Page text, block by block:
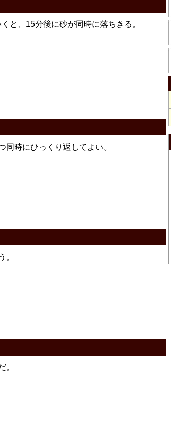
と、15分後に砂が同時に落ちきる。
時にひっくり返してよい。
。
。